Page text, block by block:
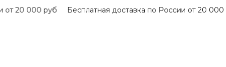
20 000 руб Бесплатная доставка по России от 20 000